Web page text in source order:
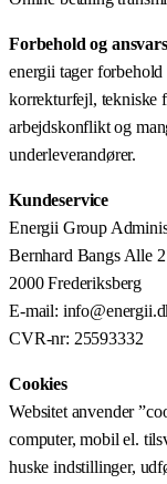
Forbehold og
energii tager
korrekturfejl, tekniske
arbejdskonflikt og
underleverandører.
Kundeservice
Energii Group
Bernhard Bangs Alle
2000 Frederiksberg
E-mail:
CVR-nr: 25593332
Cookies
Websitet anvender
computer, mobil el.
huske indstillinger,